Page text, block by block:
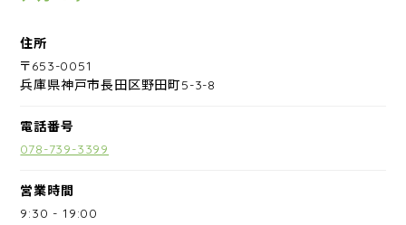
住所
〒653-0051
兵庫県神戸市長田区野田町5-3-8
電話番号
078-739-3399
営業時間
9:30 -19:00